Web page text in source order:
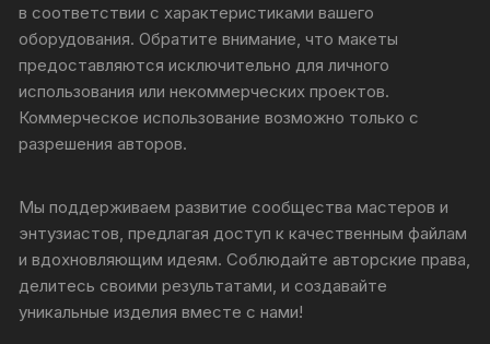
в соответствии с характеристиками вашего
оборудования. Обратите внимание, что макеты
предоставляются исключительно для личного
использования или некоммерческих проектов.
Коммерческое использование возможно только с
разрешения авторов.
Мы поддерживаем развитие сообщества мастеров и
энтузиастов, предлагая доступ к качественным файлам
и вдохновляющим идеям. Соблюдайте авторские права,
делитесь своими результатами, и создавайте
уникальные изделия вместе с нами!